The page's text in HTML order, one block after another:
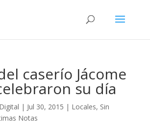
caserío Jácome
su día
| Jul 30, 2015 | Locales, Sin
Notas